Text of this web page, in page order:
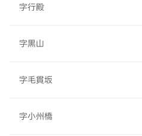
字行殿
字黒山
字毛貫坂
字小州橋